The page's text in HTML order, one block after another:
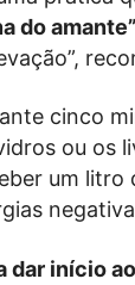
do amante”
cinco
ou os
um litro
dar início